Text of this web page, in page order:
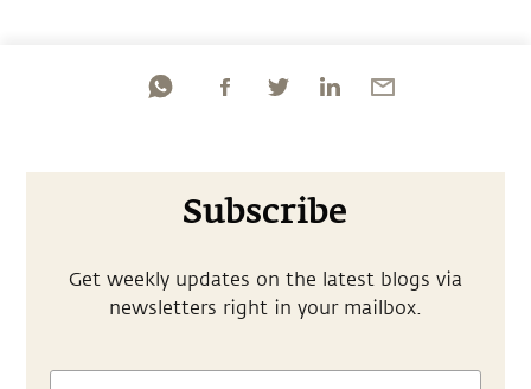
Subscribe
Get weekly updates on the latest blogs via
newsletters right in your mailbox.